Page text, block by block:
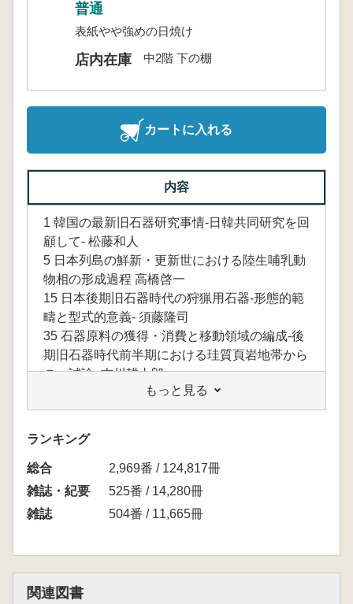
普通
表紙やや強めの日焼け
店内在庫 中2階 下の棚
カートに入れる
内容
1 韓国の最新旧石器研究事情-日韓共同研究を回
顧して- 松藤和人
5 日本列島の鮮新・更新世における陸生哺乳動
物相の形成過程 高橋啓一
15 日本後期旧石器時代の狩猟用石器-形態的範
疇と型式的意義- 須藤隆司
35 石器原料の獲得・消費と移動領域の編成-後
期旧石器時代前半期における珪質頁岩地帯から
の一試論- 吉川耕太郎
59 石斧革命-日本島の後期旧石器時代革命- 須
藤隆司
85 角錐状石器の広域展開と地域間変異-西南日
本後期旧石器時代後半期初頭の構造変動論的研
究- 森先一貴
111 ナイフ形石器文化編年の形成過程-V層・IV
層下部段階の解体へ向けて- 伊藤 健
『歌うネアンデルタール:音楽と言語の起源か
もっと見る
ランキング
総合
2,969番 / 124,817冊
雑誌・紀要
525番 / 14,280冊
雑誌
504番 / 11,665冊
関連図書